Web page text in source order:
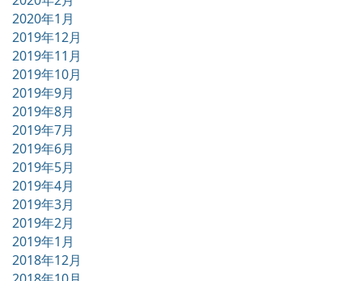
2020年1月
2019年12月
2019年11月
2019年10月
2019年9月
2019年8月
2019年7月
2019年6月
2019年5月
2019年4月
2019年3月
2019年2月
2019年1月
2018年12月